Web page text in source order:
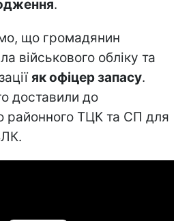
.
що громадянин
військового обліку та
як офіцер запасу.
доставили до
районного ТЦК та СП для